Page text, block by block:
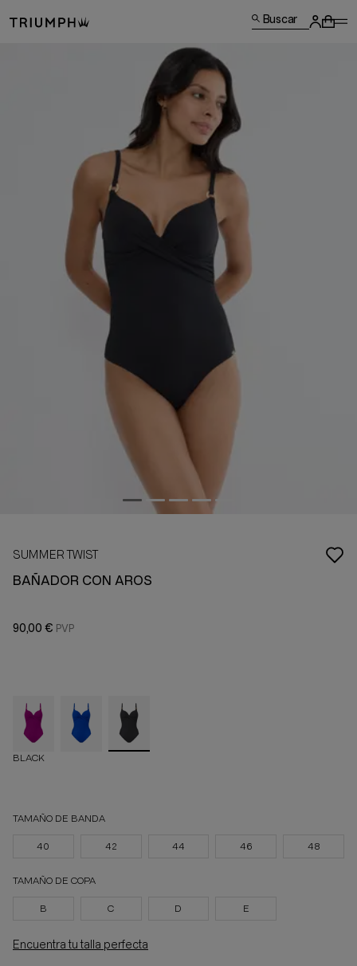
Buscar
SUMMER TWIST
BAÑADOR CON AROS
90,00 €
BLACK
TAMAÑO DE BANDA
40 42 44 46 48
TAMAÑO DE COPA
B C D E
Encuentra tu talla perfecta